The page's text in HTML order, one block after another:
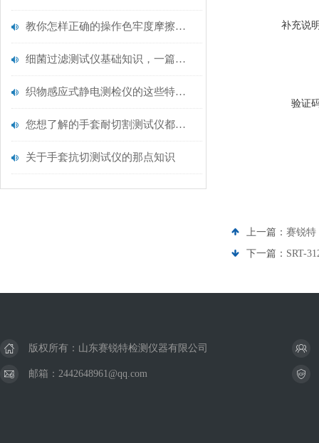
教你怎样正确的操作色牢度摩擦测试机
细菌过滤测试仪基础知识，一篇搞定
织物感应式静电测检仪的这些特点很少有人都知道
您想了解的手套耐切割测试仪都在这里了
关于手套抗切测试仪的那点知识
补充说
验证
上一篇： 赛锐特
下一篇： SRT-
版权所有：山东赛锐特检测仪器有限公司
邮箱：2442648961@qq.com